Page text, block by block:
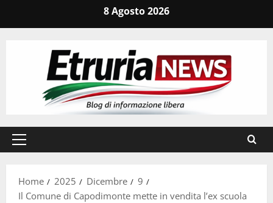
8 Agosto 2026
Menu
Home
2025 Dicembre
9
Il Comune di Capodimonte mette in vendita l’ex scuola